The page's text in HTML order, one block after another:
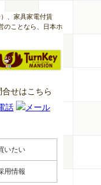
、家具家電付賃
のことなら、日本ホ
合せはこちら
いたい
用情報